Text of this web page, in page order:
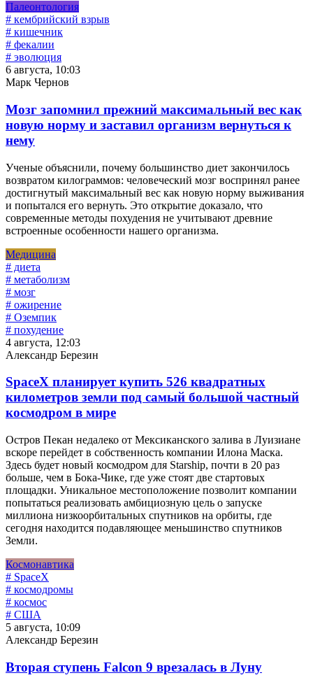
Палеонтология
# кембрийский взрыв
# кишечник
# фекалии
# эволюция
6 августа, 10:03
Марк Чернов
Мозг запомнил прежний максимальный вес как
новую норму и заставил организм вернуться к
нему
Ученые объяснили, почему большинство диет закончилось
возвратом килограммов: человеческий мозг воспринял ранее
достигнутый максимальный вес как новую норму выживания
и попытался его вернуть. Это открытие доказало, что
современные методы похудения не учитывают древние
встроенные особенности нашего организма.
Медицина
# диета
# метаболизм
# мозг
# ожирение
# Оземпик
# похудение
4 августа, 12:03
Александр Березин
SpaceX планирует купить 526 квадратных
километров земли под самый большой частный
космодром в мире
Остров Пекан недалеко от Мексиканского залива в Луизиане
вскоре перейдет в собственность компании Илона Маска.
Здесь будет новый космодром для Starship, почти в 20 раз
больше, чем в Бока-Чике, где уже стоят две стартовых
площадки. Уникальное местоположение позволит компании
попытаться реализовать амбициозную цель о запуске
миллиона низкоорбитальных спутников на орбиты, где
сегодня находится подавляющее меньшинство спутников
Земли.
Космонавтика
# SpaceX
# космодромы
# космос
# США
5 августа, 10:09
Александр Березин
Вторая ступень Falcon 9 врезалась в Луну